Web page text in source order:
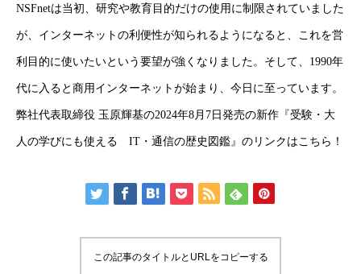
NSFnetは当初、研究や教育目的だけの使用に制限されていました
が、インターネットの利便性が知られるようになると、これを営
利目的に使いたいという要望が強くなりました。そして、1990年
代に入ると商用インターネットが始まり、今日に至っています。
弊社代表取締役 玉原輝基の2024年8月7日発売の新作『受験・大
人の学びにも使える IT・通信の歴史図鑑』のリンクはこちら ！
この記事のタイトルとURLをコピーする